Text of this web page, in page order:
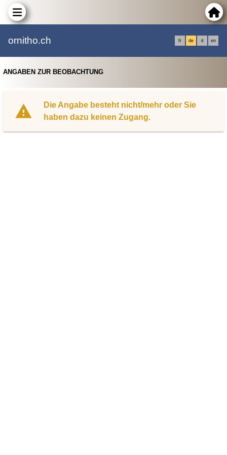
ornitho.ch fr de it en
ANGABEN ZUR BEOBACHTUNG
Die Angabe besteht nicht/mehr oder Sie
haben dazu keinen Zugang.